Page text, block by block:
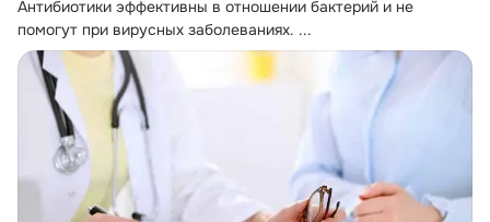
Антибиотики эффективны в отношении бактерий и не
помогут при вирусных заболеваниях. ...